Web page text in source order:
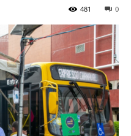
0
481